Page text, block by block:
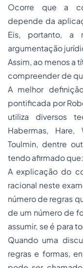
Ocorre que a
depende da
Eis, portanto, a
argumentação
Assim, ao menos a
compreender de
A melhor
pontificada por
utiliza diversos
Habermas, Hare,
Toulmin, dentre
tendo afirmado que:
A explicação do
racional nes­te
número de regras
de um número de
assumir, se é para
Quando uma
regras e for­mas,